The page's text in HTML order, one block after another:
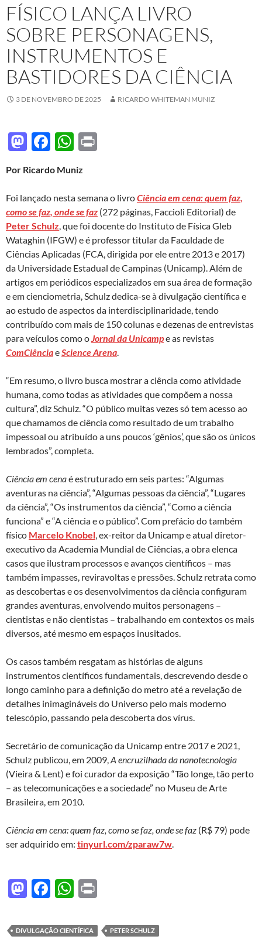
FÍSICO LANÇA LIVRO
SOBRE PERSONAGENS,
INSTRUMENTOS E
BASTIDORES DA CIÊNCIA
3 DE NOVEMBRO DE 2025 RICARDO WHITEMAN MUNIZ
M
to
d
o
n
F
e
b
o
o
k
W
at
s
A
p
p
Por Ricardo Muniz
Foi lançado nesta semana o livroCiência em cena: quem faz,
como se faz, onde se faz (272 páginas, Faccioli Editorial) de
Peter Schulz, que foi docente do Instituto de Física Gleb
Wataghin (IFGW) e é professor titular da Faculdade de
Ciências Aplicadas (FCA, dirigida por ele entre 2013 e 2017)
da Universidade Estadual de Campinas (Unicamp). Além de
artigos em periódicos especializados em sua área de formação
e em cienciometria, Schulz dedica-se à divulgação científica e
ao estudo de aspectos da interdisciplinaridade, tendo
contribuído com mais de 150 colunas e dezenas de entrevistas
para veículos como oJornal da Unicampe as revistas
ComCiênciaeScience Arena.
“Em resumo, o livro busca mostrar a ciência como atividade
humana, como todas as atividades que compõem a nossa
cultura”, diz Schulz. “O público muitas vezes só tem acesso ao
que chamamos de ciência como resultado de um trabalho
impessoal ou atribuído a uns poucos ‘gênios’, que são os únicos
lembrados”, completa.
Ciência em cenaé estruturado em seis partes: “Algumas
aventuras na ciência”, “Algumas pessoas da ciência”, “Lugares
da ciência”, “Os instrumentos da ciência”, “Como a ciência
funciona” e “A ciência e o público”. Com prefácio do também
físico Marcelo Knobel, ex-reitor da Unicamp e atual diretor-
executivo da Academia Mundial de Ciências, a obra elenca
casos que ilustram processos e avanços científicos – mas
também impasses, reviravoltas e pressões. Schulz retrata como
as descobertas e os desenvolvimentos da ciência configuram
grandes aventuras, envolvendo muitos personagens –
cientistas e não cientistas – trabalhando em contextos os mais
diversos, até mesmo em espaços inusitados.
Os casos também resgatam as histórias de alguns
instrumentos científicos fundamentais, descrevendo desde o
longo caminho para a definição do metro até a revelação de
detalhes inimagináveis do Universo pelo mais moderno
telescópio, passando pela descoberta dos vírus.
Secretário de comunicação da Unicamp entre 2017 e 2021,
Schulz publicou, em 2009,A encruzilhada da nanotecnologia
(Vieira & Lent) e foi curador da exposição “Tão longe, tão perto
– as telecomunicações e a sociedade” no Museu de Arte
Brasileira, em 2010.
Ciência em cena: quem faz, como se faz, onde se faz (R$ 79) pode
ser adquirido em: tinyurl.com/zparaw7w.
M
to
F
e
W
at nt
DIVULGAÇÃO CIENTÍFICA PETER SCHULZ